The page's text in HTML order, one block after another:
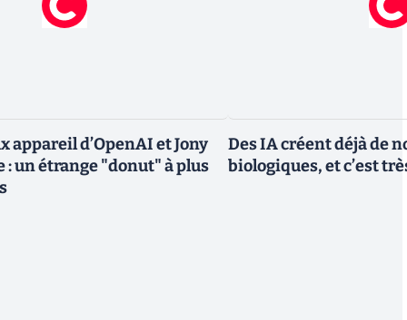
appareil d’OpenAI et Jony
: un étrange "donut" à plus
Des IA créent déjà de
biologiques, et c’est